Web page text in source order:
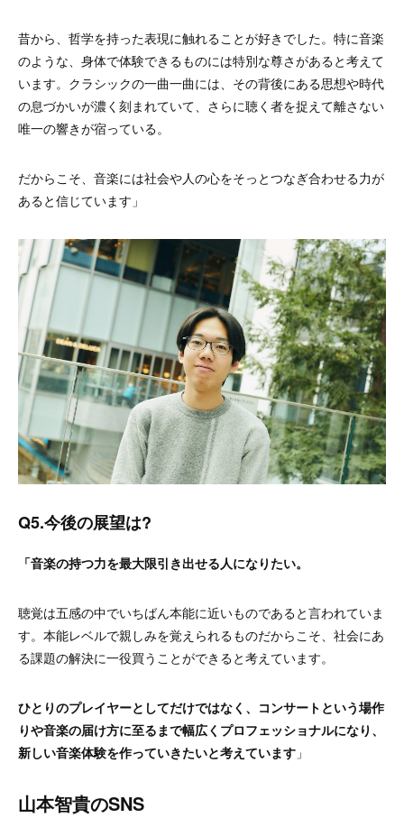
昔から、哲学を持った表現に触れることが好きでした。特に音楽
のような、身体で体験できるものには特別な尊さがあると考えて
います。クラシックの一曲一曲には、その背後にある思想や時代
の息づかいが濃く刻まれていて、さらに聴く者を捉えて離さない
唯一の響きが宿っている。
だからこそ、音楽には社会や人の心をそっとつなぎ合わせる力が
あると信じています」
Q5.今後の展望は?
「音楽の持つ力を最大限引き出せる人になりたい。
聴覚は五感の中でいちばん本能に近いものであると言われていま
す。本能レベルで親しみを覚えられるものだからこそ、社会にあ
る課題の解決に一役買うことができると考えています。
ひとりのプレイヤーとしてだけではなく、コンサートという場作
りや音楽の届け方に至るまで幅広くプロフェッショナルになり、
新しい音楽体験を作っていきたいと考えています 」
山本智貴のSNS